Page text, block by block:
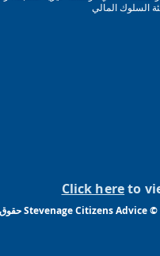
Click hereto